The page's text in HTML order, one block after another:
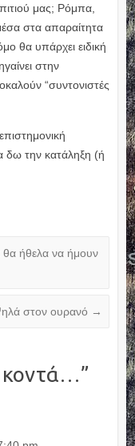
μας; Ρόμπα,
στα απαραίτητα
θα υπάρχει ειδική
στην
“συντονιστές
την κατάληξη (ή
θα ήθελα να ήμουν
στον ουρανό →
”